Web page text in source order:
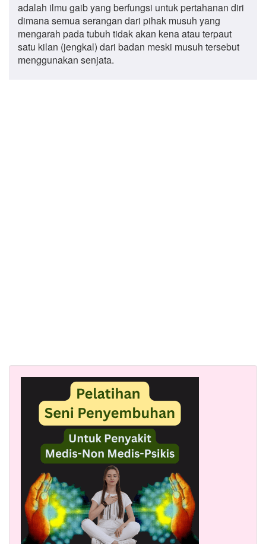
adalah ilmu gaib yang berfungsi untuk pertahanan diri
dimana semua serangan dari pihak musuh yang
mengarah pada tubuh tidak akan kena atau terpaut
satu kilan (jengkal) dari badan meski musuh tersebut
menggunakan senjata.